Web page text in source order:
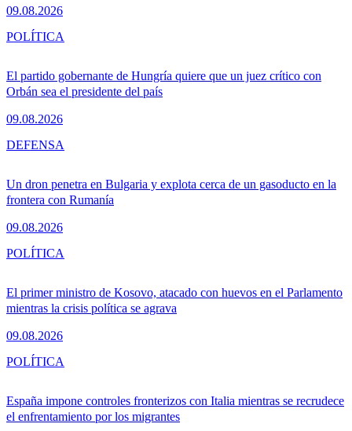
09.08.2026
El partido gobernante de Hungría quiere que un juez crítico con
Orbán sea el presidente del país
09.08.2026
POLÍTICA
Un dron penetra en Bulgaria y explota cerca de un gasoducto en la
frontera con Rumanía
09.08.2026
DEFENSA
El primer ministro de Kosovo, atacado con huevos en el Parlamento
mientras la crisis política se agrava
09.08.2026
POLÍTICA
España impone controles fronterizos con Italia mientras se recrudece
el enfrentamiento por los migrantes
POLÍTICA